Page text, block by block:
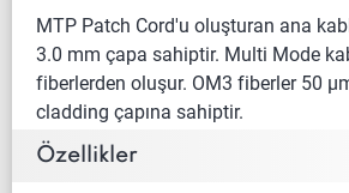
MTP Patch Cord'u oluşturan ana
3.0 mm çapa sahiptir. Multi Mode
fiberlerden oluşur. OM3 fiberler 50
cladding çapına sahiptir.
Özellikler